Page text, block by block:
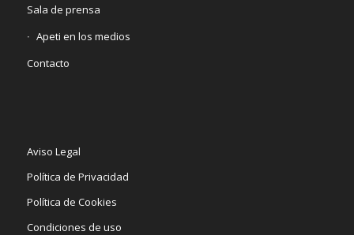
Sala de prensa
Apeti en los medios
Contacto
Aviso Legal
Política de Privacidad
Política de Cookies
Condiciones de uso